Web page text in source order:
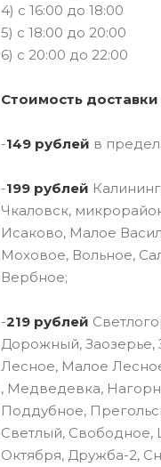
4) с 16:00 до 18:00
5) с 18:00 до 20:00
6) с 20:00 до 22:00
Стоимость
-149 рублей в
-199 рублей
Чкаловск,
Исаково, Малое
Моховое, Вольное,
Вербное;
-219 рублей
Дорожный, Заозерье,
Лесное, Малое
, Медведевка,
Поддубное,
Светлый, Свободное,
Октября, Дружба-2,